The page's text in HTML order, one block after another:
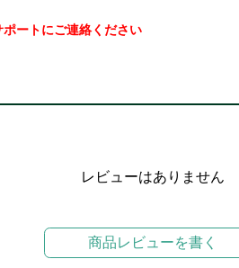
ートにご連絡ください
レビューはありません
商品レビューを書く